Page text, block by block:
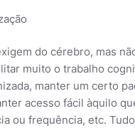
do cérebro, mas
muito o trabalho
manter um certo
acesso fácil àquilo
ou frequência, etc.